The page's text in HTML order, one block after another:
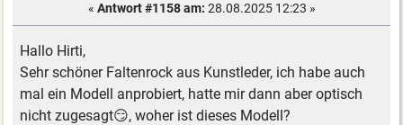
« Antwort #1158 am: 28.08.2025 12:23 »
Hallo Hirti,
Sehr schöner Faltenrock aus Kunstleder, ich habe auch
mal ein Modell anprobiert, hatte mir dann aber optisch
nicht zugesagt😏, woher ist dieses Modell?